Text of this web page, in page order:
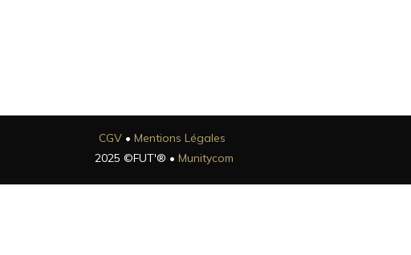
CGV • Mentions Légales
2025 ©FUT'® • Munitycom